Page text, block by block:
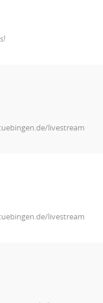
livestream
livestream